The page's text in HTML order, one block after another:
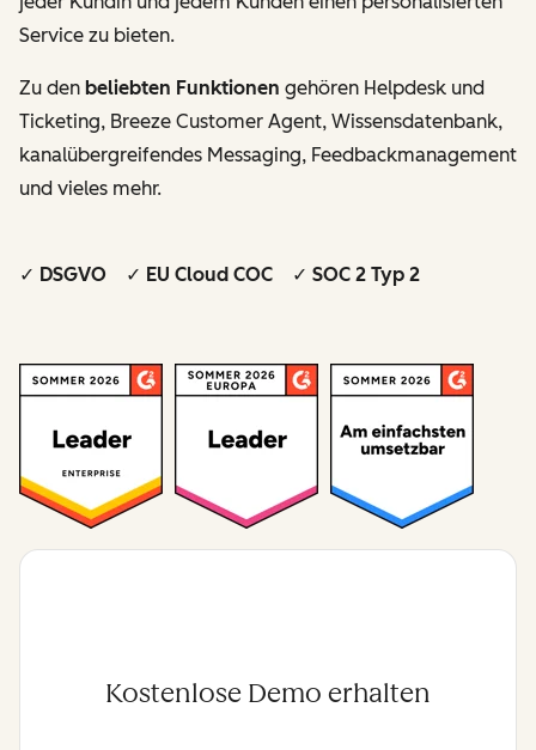
Service zu bieten.
Zu den beliebten Funktionen gehören Helpdesk und
Ticketing, Breeze Customer Agent, Wissensdatenbank,
kanalübergreifendes Messaging, Feedbackmanagement
und vieles mehr.
✓ DSGVO ✓ EU Cloud COC ✓ SOC 2 Typ 2
Kostenlose Demo erhalten